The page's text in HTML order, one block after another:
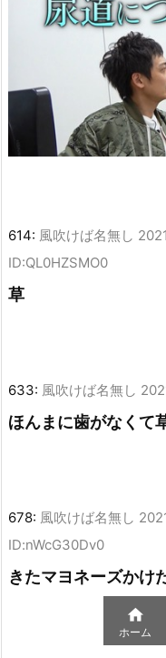
614: 風吹けば名無し
ID:QL0HZSMO0
草
633: 風吹けば名無し
ほんまに歯がなくて
678: 風吹けば名無し
ID:nWcG30Dv0
きたマヨネーズかけ

ホーム